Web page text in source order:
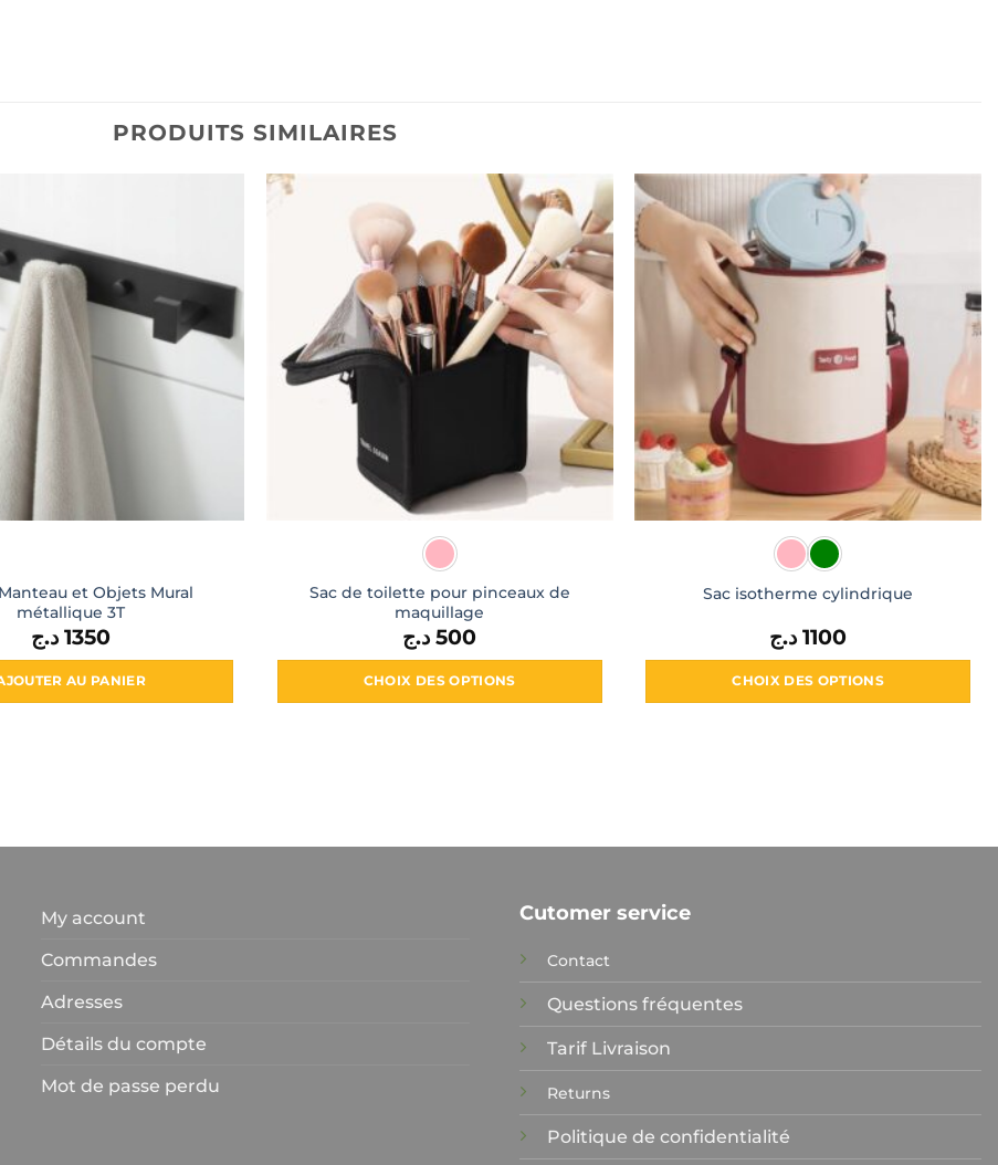
PRODUITS SIMILAIRES
et Objets Mural
métallique 3T
1350 د.ج
AU PANIER
Sac de toilette pour pinceaux de
maquillage
500 د.ج
CHOIX DES OPTIONS
Sac isotherme cylindrique
1100 د.ج
CHOIX DES OPTIONS
produit
My account
Commandes
Adresses
Détails du compte
Mot de passe perdu
Cutomer service
Contact
Questions fréquentes
Tarif Livraison
Returns
Politique de confidentialité